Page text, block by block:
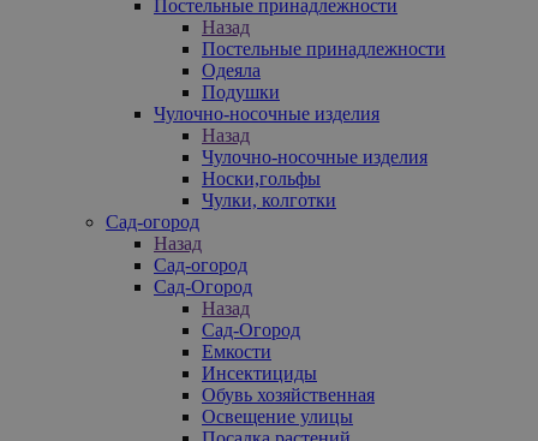
Постельные принадлежности
Назад
Постельные принадлежности
Одеяла
Подушки
Чулочно-носочные изделия
Назад
Чулочно-носочные изделия
Носки,гольфы
Чулки, колготки
Сад-огород
Назад
Сад-огород
Сад-Огород
Назад
Сад-Огород
Емкости
Инсектициды
Обувь хозяйственная
Освещение улицы